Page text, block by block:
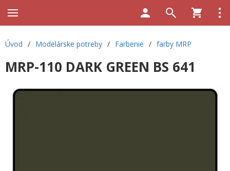
Úvod / Modelárske potreby / Farbenie / farby MRP
MRP-110 DARK GREEN BS 641